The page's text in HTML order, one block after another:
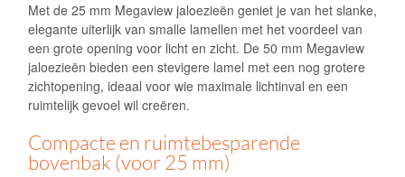
Met de 25 mm Megaview jaloezieën geniet je van het slanke,
elegante uiterlijk van smalle lamellen met het voordeel van
een grote opening voor licht en zicht. De 50 mm Megaview
jaloezieën bieden een stevigere lamel met een nog grotere
zichtopening, ideaal voor wie maximale lichtinval en een
ruimtelijk gevoel wil creëren.
Compacte en ruimtebesparende
bovenbak (voor 25 mm)